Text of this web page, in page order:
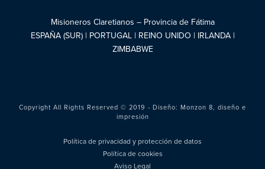
Misioneros Claretianos – Provincia de Fátima
ESPAÑA (SUR) | PORTUGAL | REINO UNIDO | IRLANDA |
ZIMBABWE
Copyright All Rights Reserved © 2019 - Diseño: Monzon 8, diseño e
impresión
Política de privacidad y protección de datos
Política de cookies
Aviso Legal